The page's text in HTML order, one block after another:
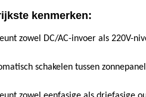
kenmerken:
zowel DC/AC-invoer als 220V-
schakelen tussen